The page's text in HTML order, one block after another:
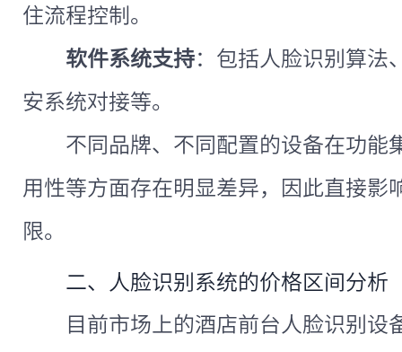
住流程控制。
软件系统支持：包括人脸识别算法
安系统对接等。
不同品牌、不同配置的设备在功能
用性等方面存在明显差异，因此直接影
限。
二、人脸识别系统的价格区间分析
目前市场上的酒店前台人脸识别设